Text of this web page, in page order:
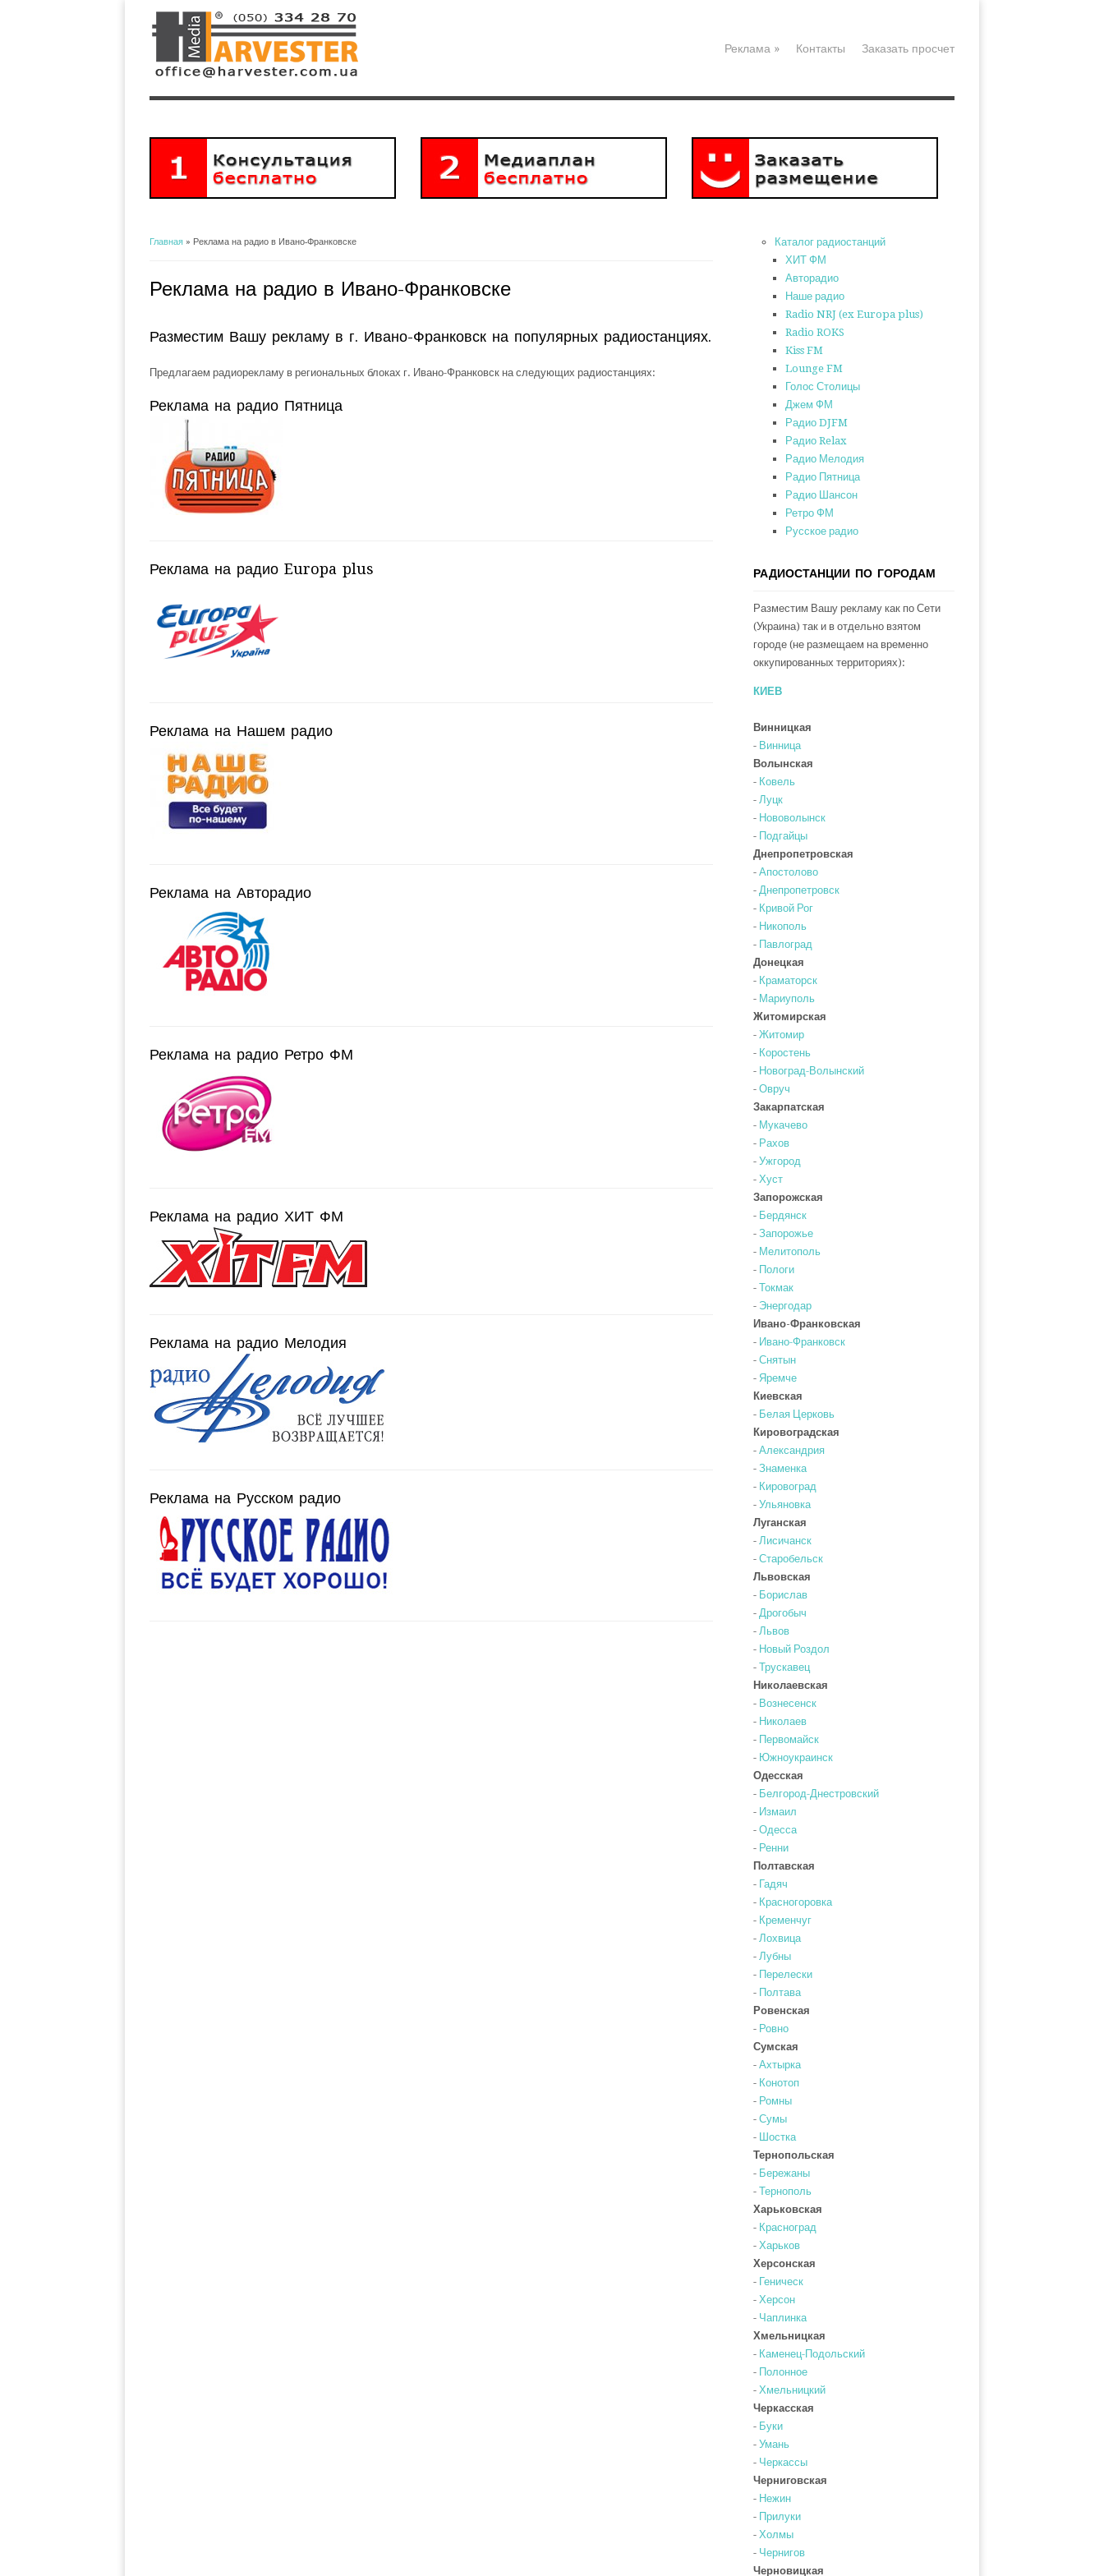
Реклама » Контакты Заказать просчет
Главная » Реклама на радио в Ивано-Франковске
Реклама на радио в Ивано-Франковске
Разместим Вашу рекламу в г. Ивано-Франковск на популярных радиостанциях.
Предлагаем радиорекламу в региональных блоках г. Ивано-Франковск на следующих радиостанциях:
Реклама на радио Пятница
Реклама на радио Europa plus
Реклама на Нашем радио
Реклама на Авторадио
Реклама на радио Ретро ФМ
Реклама на радио ХИТ ФМ
Реклама на радио Мелодия
Реклама на Русском радио
Каталог радиостанций
ХИТ ФМ
Авторадио
Наше радио
Radio NRJ (ex Europa plus)
Radio ROKS
Kiss FM
Lounge FM
Голос Столицы
Джем ФМ
Радио DJFM
Радио Relax
Радио Мелодия
Радио Пятница
Радио Шансон
Ретро ФМ
Русское радио
РАДИОСТАНЦИИ ПО ГОРОДАМ
Разместим Вашу рекламу как по Сети
(Украина) так и в отдельно взятом
городе (не размещаем на временно
оккупированных территориях):
КИЕВ
Винницкая
- Винница
Волынская
- Ковель
- Луцк
- Нововолынск
- Подгайцы
Днепропетровская
- Апостолово
- Днепропетровск
- Кривой Рог
- Никополь
- Павлоград
Донецкая
- Краматорск
- Мариуполь
Житомирская
- Житомир
- Коростень
- Новоград-Волынский
- Овруч
Закарпатская
- Мукачево
- Рахов
- Ужгород
- Хуст
Запорожская
- Бердянск
- Запорожье
- Мелитополь
- Пологи
- Токмак
- Энергодар
Ивано-Франковская
- Ивано-Франковск
- Снятын
- Яремче
Киевская
- Белая Церковь
Кировоградская
- Александрия
- Знаменка
- Кировоград
- Ульяновка
Луганская
- Лисичанск
- Старобельск
Львовская
- Борислав
- Дрогобыч
- Львов
- Новый Роздол
- Трускавец
Николаевская
- Вознесенск
- Николаев
- Первомайск
- Южноукраинск
Одесская
- Белгород-Днестровский
- Измаил
- Одесса
- Ренни
Полтавская
- Гадяч
- Красногоровка
- Кременчуг
- Лохвица
- Лубны
- Перелески
- Полтава
Ровенская
- Ровно
Сумская
- Ахтырка
- Конотоп
- Ромны
- Сумы
- Шостка
Тернопольская
- Бережаны
- Тернополь
Харьковская
- Красноград
- Харьков
Херсонская
- Геническ
- Херсон
- Чаплинка
Хмельницкая
- Каменец-Подольский
- Полонное
- Хмельницкий
Черкасская
- Буки
- Умань
- Черкассы
Черниговская
- Нежин
- Прилуки
- Холмы
- Чернигов
Черновицкая